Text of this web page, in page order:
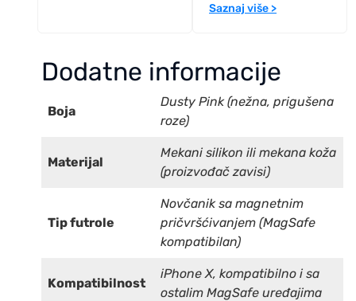
Saznaj više >
Dodatne informacije
Boja
Dusty Pink (nežna, prigušena
roze)
Materijal
Mekani silikon ili mekana koža
(proizvođač zavisi)
Tip futrole
Novčanik sa magnetnim
pričvršćivanjem (MagSafe
kompatibilan)
Kompatibilnost
iPhone X, kompatibilno i sa
ostalim MagSafe uređajima